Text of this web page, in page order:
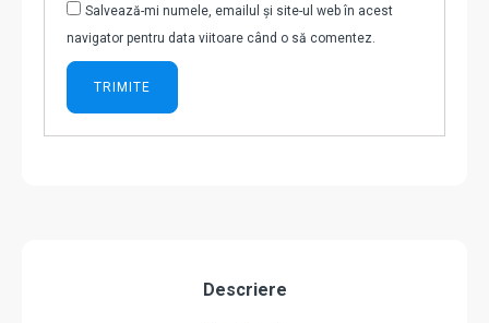
Salvează-mi numele, emailul și site-ul web în acest
navigator pentru data viitoare când o să comentez.
Descriere